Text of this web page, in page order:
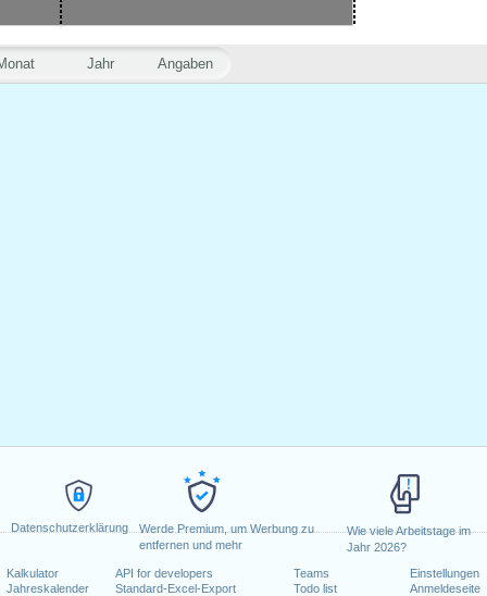
Datenschutzerklärung
Werde Premium, um Werbung zu
entfernen und mehr
Wie viele Arbeitstage im
Jahr 2026?
Kalkulator
Jahreskalender
API for developers
Standard-Excel-Export
Teams
Todo list
Einstellungen
Anmeldeseite
Jahr Angaben